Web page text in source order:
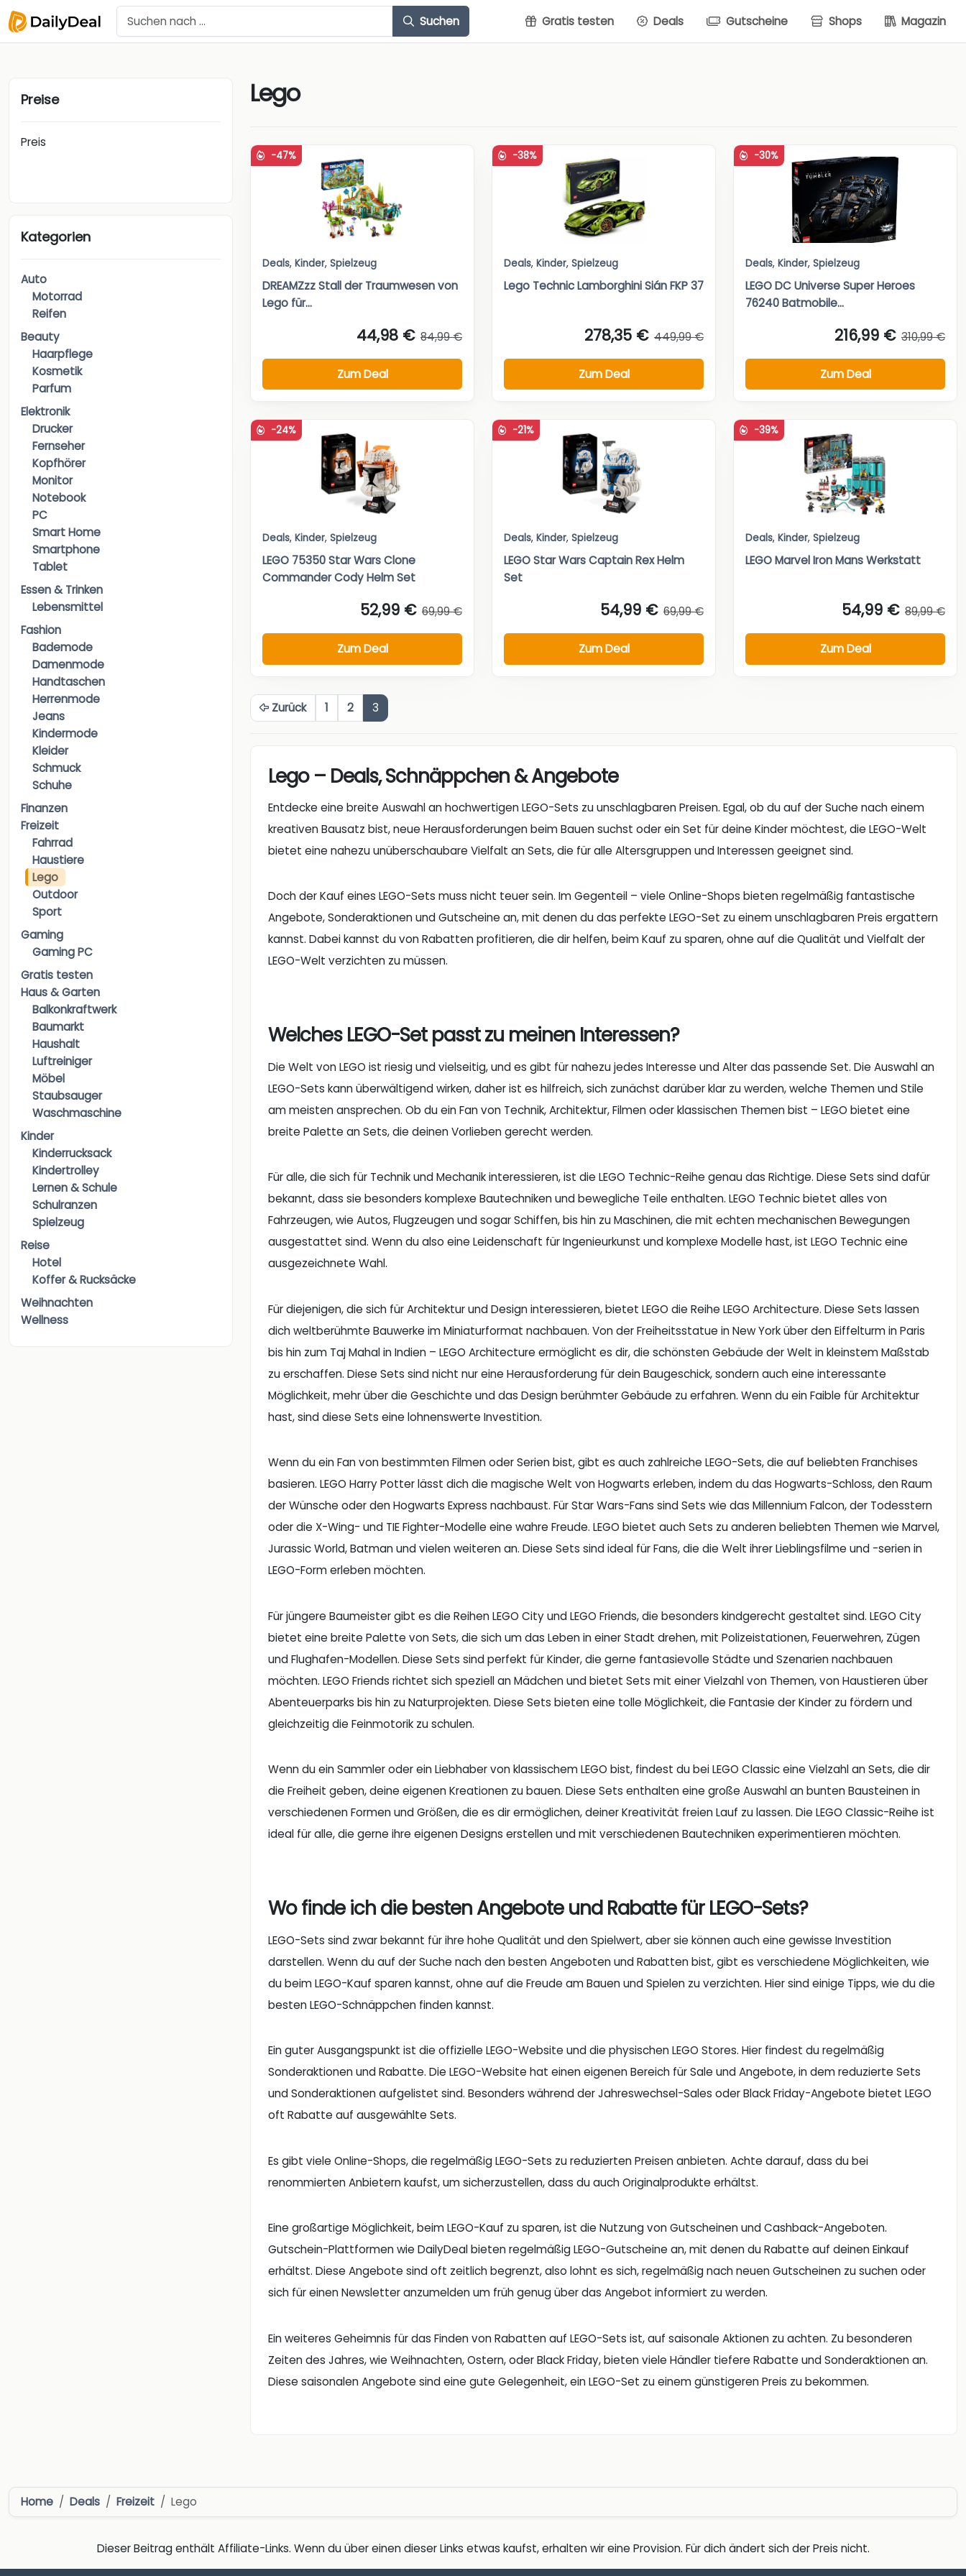
Suchen Gratis testen Deals Gutscheine Shops Magazin
Preise
Preis
Kategorien
Auto
Motorrad
Reifen
Beauty
Haarpflege
Kosmetik
Parfum
Elektronik
Drucker
Fernseher
Kopfhörer
Monitor
Notebook
PC
Smart Home
Smartphone
Tablet
Essen & Trinken
Lebensmittel
Fashion
Bademode
Damenmode
Handtaschen
Herrenmode
Jeans
Kindermode
Kleider
Schmuck
Schuhe
Finanzen
Freizeit
Fahrrad
Haustiere
Lego
Outdoor
Sport
Gaming
Gaming PC
Gratis testen
Haus & Garten
Balkonkraftwerk
Baumarkt
Haushalt
Luftreiniger
Möbel
Staubsauger
Waschmaschine
Kinder
Kinderrucksack
Kindertrolley
Lernen & Schule
Schulranzen
Spielzeug
Reise
Hotel
Koffer & Rucksäcke
Weihnachten
Wellness
Lego
-47%
Deals, Kinder, Spielzeug
DREAMZzz Stall der Traumwesen von
Lego für...
44,98 € 84,99 €
Zum Deal
-38%
Deals, Kinder, Spielzeug
Lego Technic Lamborghini Sián FKP 37
278,35 € 449,99 €
Zum Deal
-30%
Deals, Kinder, Spielzeug
LEGO DC Universe Super Heroes
76240 Batmobile...
216,99 € 310,99 €
Zum Deal
-24%
Deals, Kinder, Spielzeug
LEGO 75350 Star Wars Clone
Commander Cody Helm Set
52,99 € 69,99 €
Zum Deal
-21%
Deals, Kinder, Spielzeug
LEGO Star Wars Captain Rex Helm
Set
54,99 € 69,99 €
Zum Deal
-39%
Deals, Kinder, Spielzeug
LEGO Marvel Iron Mans Werkstatt
54,99 € 89,99 €
Zum Deal
Zurück 1 2 3
Lego – Deals, Schnäppchen & Angebote
Entdecke eine breite Auswahl an hochwertigen LEGO-Sets zu unschlagbaren Preisen. Egal, ob du auf der Suche nach einem
kreativen Bausatz bist, neue Herausforderungen beim Bauen suchst oder ein Set für deine Kinder möchtest, die LEGO-Welt
bietet eine nahezu unüberschaubare Vielfalt an Sets, die für alle Altersgruppen und Interessen geeignet sind.
Doch der Kauf eines LEGO-Sets muss nicht teuer sein. Im Gegenteil – viele Online-Shops bieten regelmäßig fantastische
Angebote, Sonderaktionen und Gutscheine an, mit denen du das perfekte LEGO-Set zu einem unschlagbaren Preis ergattern
kannst. Dabei kannst du von Rabatten profitieren, die dir helfen, beim Kauf zu sparen, ohne auf die Qualität und Vielfalt der
LEGO-Welt verzichten zu müssen.
Welches LEGO-Set passt zu meinen Interessen?
Die Welt von LEGO ist riesig und vielseitig, und es gibt für nahezu jedes Interesse und Alter das passende Set. Die Auswahl an
LEGO-Sets kann überwältigend wirken, daher ist es hilfreich, sich zunächst darüber klar zu werden, welche Themen und Stile
am meisten ansprechen. Ob du ein Fan von Technik, Architektur, Filmen oder klassischen Themen bist – LEGO bietet eine
breite Palette an Sets, die deinen Vorlieben gerecht werden.
Für alle, die sich für Technik und Mechanik interessieren, ist die LEGO Technic-Reihe genau das Richtige. Diese Sets sind dafür
bekannt, dass sie besonders komplexe Bautechniken und bewegliche Teile enthalten. LEGO Technic bietet alles von
Fahrzeugen, wie Autos, Flugzeugen und sogar Schiffen, bis hin zu Maschinen, die mit echten mechanischen Bewegungen
ausgestattet sind. Wenn du also eine Leidenschaft für Ingenieurkunst und komplexe Modelle hast, ist LEGO Technic eine
ausgezeichnete Wahl.
Für diejenigen, die sich für Architektur und Design interessieren, bietet LEGO die Reihe LEGO Architecture. Diese Sets lassen
dich weltberühmte Bauwerke im Miniaturformat nachbauen. Von der Freiheitsstatue in New York über den Eiffelturm in Paris
bis hin zum Taj Mahal in Indien – LEGO Architecture ermöglicht es dir, die schönsten Gebäude der Welt in kleinstem Maßstab
zu erschaffen. Diese Sets sind nicht nur eine Herausforderung für dein Baugeschick, sondern auch eine interessante
Möglichkeit, mehr über die Geschichte und das Design berühmter Gebäude zu erfahren. Wenn du ein Faible für Architektur
hast, sind diese Sets eine lohnenswerte Investition.
Wenn du ein Fan von bestimmten Filmen oder Serien bist, gibt es auch zahlreiche LEGO-Sets, die auf beliebten Franchises
basieren. LEGO Harry Potter lässt dich die magische Welt von Hogwarts erleben, indem du das Hogwarts-Schloss, den Raum
der Wünsche oder den Hogwarts Express nachbaust. Für Star Wars-Fans sind Sets wie das Millennium Falcon, der Todesstern
oder die X-Wing- und TIE Fighter-Modelle eine wahre Freude. LEGO bietet auch Sets zu anderen beliebten Themen wie Marvel,
Jurassic World, Batman und vielen weiteren an. Diese Sets sind ideal für Fans, die die Welt ihrer Lieblingsfilme und -serien in
LEGO-Form erleben möchten.
Für jüngere Baumeister gibt es die Reihen LEGO City und LEGO Friends, die besonders kindgerecht gestaltet sind. LEGO City
bietet eine breite Palette von Sets, die sich um das Leben in einer Stadt drehen, mit Polizeistationen, Feuerwehren, Zügen
und Flughafen-Modellen. Diese Sets sind perfekt für Kinder, die gerne fantasievolle Städte und Szenarien nachbauen
möchten. LEGO Friends richtet sich speziell an Mädchen und bietet Sets mit einer Vielzahl von Themen, von Haustieren über
Abenteuerparks bis hin zu Naturprojekten. Diese Sets bieten eine tolle Möglichkeit, die Fantasie der Kinder zu fördern und
gleichzeitig die Feinmotorik zu schulen.
Wenn du ein Sammler oder ein Liebhaber von klassischem LEGO bist, findest du bei LEGO Classic eine Vielzahl an Sets, die dir
die Freiheit geben, deine eigenen Kreationen zu bauen. Diese Sets enthalten eine große Auswahl an bunten Bausteinen in
verschiedenen Formen und Größen, die es dir ermöglichen, deiner Kreativität freien Lauf zu lassen. Die LEGO Classic-Reihe ist
ideal für alle, die gerne ihre eigenen Designs erstellen und mit verschiedenen Bautechniken experimentieren möchten.
Wo finde ich die besten Angebote und Rabatte für LEGO-Sets?
LEGO-Sets sind zwar bekannt für ihre hohe Qualität und den Spielwert, aber sie können auch eine gewisse Investition
darstellen. Wenn du auf der Suche nach den besten Angeboten und Rabatten bist, gibt es verschiedene Möglichkeiten, wie
du beim LEGO-Kauf sparen kannst, ohne auf die Freude am Bauen und Spielen zu verzichten. Hier sind einige Tipps, wie du die
besten LEGO-Schnäppchen finden kannst.
Ein guter Ausgangspunkt ist die offizielle LEGO-Website und die physischen LEGO Stores. Hier findest du regelmäßig
Sonderaktionen und Rabatte. Die LEGO-Website hat einen eigenen Bereich für Sale und Angebote, in dem reduzierte Sets
und Sonderaktionen aufgelistet sind. Besonders während der Jahreswechsel-Sales oder Black Friday-Angebote bietet LEGO
oft Rabatte auf ausgewählte Sets.
Es gibt viele Online-Shops, die regelmäßig LEGO-Sets zu reduzierten Preisen anbieten. Achte darauf, dass du bei
renommierten Anbietern kaufst, um sicherzustellen, dass du auch Originalprodukte erhältst.
Eine großartige Möglichkeit, beim LEGO-Kauf zu sparen, ist die Nutzung von Gutscheinen und Cashback-Angeboten.
Gutschein-Plattformen wie DailyDeal bieten regelmäßig LEGO-Gutscheine an, mit denen du Rabatte auf deinen Einkauf
erhältst. Diese Angebote sind oft zeitlich begrenzt, also lohnt es sich, regelmäßig nach neuen Gutscheinen zu suchen oder
sich für einen Newsletter anzumelden um früh genug über das Angebot informiert zu werden.
Ein weiteres Geheimnis für das Finden von Rabatten auf LEGO-Sets ist, auf saisonale Aktionen zu achten. Zu besonderen
Zeiten des Jahres, wie Weihnachten, Ostern, oder Black Friday, bieten viele Händler tiefere Rabatte und Sonderaktionen an.
Diese saisonalen Angebote sind eine gute Gelegenheit, ein LEGO-Set zu einem günstigeren Preis zu bekommen.
Home Deals Freizeit Lego
Dieser Beitrag enthält Affiliate-Links. Wenn du über einen dieser Links etwas kaufst, erhalten wir eine Provision. Für dich ändert sich der Preis nicht.